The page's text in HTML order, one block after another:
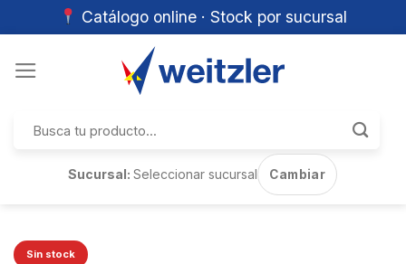
Catálogo online · Stock por sucursal
por:
Sucursal:Seleccionar sucursal Cambiar
Sin stock